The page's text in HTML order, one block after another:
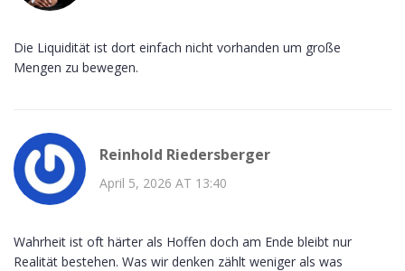
Die Liquidität ist dort einfach nicht vorhanden um große
Mengen zu bewegen.
Reinhold Riedersberger
April 5, 2026 AT 13:40
Wahrheit ist oft härter als Hoffen doch am Ende bleibt nur
Realität bestehen. Was wir denken zählt weniger als was